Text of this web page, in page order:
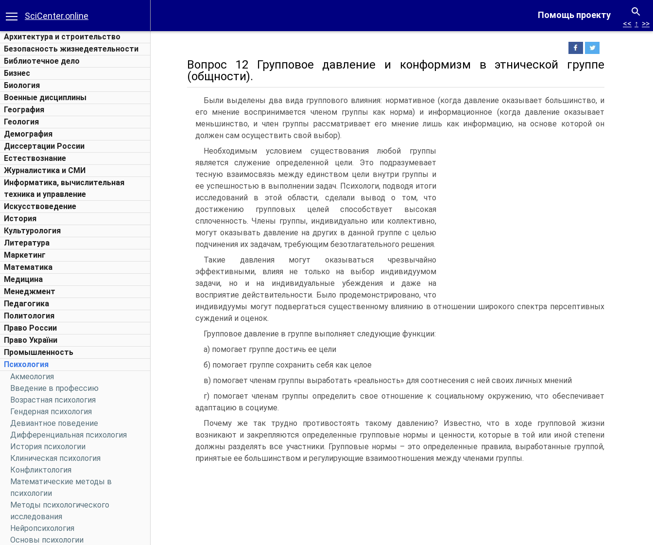
Помощь проекту
SciCenter.online
Архитектура и строительство
Безопасность жизнедеятельности
Библиотечное дело
Бизнес
Биология
Военные дисциплины
География
Геология
Демография
Диссертации России
Естествознание
Журналистика и СМИ
Информатика, вычислительная
техника и управление
Искусствоведение
История
Культурология
Литература
Маркетинг
Математика
Медицина
Менеджмент
Педагогика
Политология
Право России
Право України
Промышленность
Психология
Акмеология
Введение в профессию
Возрастная психология
Гендерная психология
Девиантное поведение
Дифференциальная психология
История психологии
Клиническая психология
Конфликтология
Математические методы в
психологии
Методы психологического
исследования
Нейропсихология
Основы психологии
<< ↑ >>
Вопрос 12 Групповое давление и конформизм в этнической группе
(общности).
Были выделены два вида группового влияния: нормативное (когда давление оказывает большинство, и
его мнение воспринимается членом группы как норма) и информационное (когда давление оказывает
меньшинство, и член группы рассматривает его мнение лишь как информацию, на основе которой он
должен сам осуществить свой выбор).
Необходимым условием существования любой группы
является служение определенной цели. Это подразумевает
тесную взаимосвязь между единством цели внутри группы и
ее успешностью в выполнении задач. Психологи, подводя итоги
исследований в этой области, сделали вывод о том, что
достижению групповых целей способствует высокая
сплоченность. Члены группы, индивидуально или коллективно,
могут оказывать давление на других в данной группе с целью
подчинения их задачам, требующим безотлагательного решения.
Такие давления могут оказываться чрезвычайно
эффективными, влияя не только на выбор индивидуумом
задачи, но и на индивидуальные убеждения и даже на
восприятие действительности. Было продемонстрировано, что
индивидуумы могут подвергаться существенному влиянию в отношении широкого спектра персептивных
суждений и оценок.
Групповое давление в группе выполняет следующие функции:
а) помогает группе достичь ее цели
б) помогает группе сохранить себя как целое
в) помогает членам группы выработать «реальность» для соотнесения с ней своих личных мнений
г) помогает членам группы определить свое отношение к социальному окружению, что обеспечивает
адаптацию в социуме.
Почему же так трудно противостоять такому давлению? Известно, что в ходе групповой жизни
возникают и закрепляются определенные групповые нормы и ценности, которые в той или иной степени
должны разделять все участники. Групповые нормы – это определенные правила, выработанные группой,
принятые ее большинством и регулирующие взаимоотношения между членами группы.